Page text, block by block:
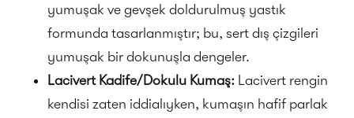
yumuşak ve gevşek doldurulmuş yastık
formunda tasarlanmıştır; bu, sert dış çizgileri
yumuşak bir dokunuşla dengeler.
Lacivert Kadife/Dokulu Kumaş: Lacivert rengin
kendisi zaten iddialıyken, kumaşın hafif parlak